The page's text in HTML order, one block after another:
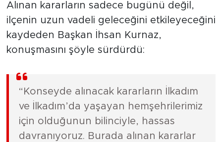
Alınan kararların sadece bugünü değil,
ilçenin uzun vadeli geleceğini etkileyeceğini
kaydeden Başkan İhsan Kurnaz,
konuşmasını şöyle sürdürdü:
“Konseyde alınacak kararların İlkadım
ve İlkadım’da yaşayan hemşehrilerimiz
için olduğunun bilinciyle, hassas
davranıyoruz. Burada alınan kararlar